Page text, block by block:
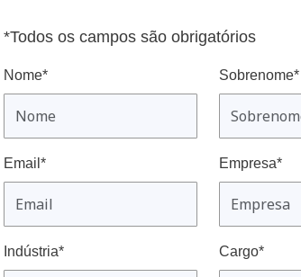
*Todos os campos são obrigatórios
Nome* Sobrenome*
Email* Empresa*
Indústria* Cargo*